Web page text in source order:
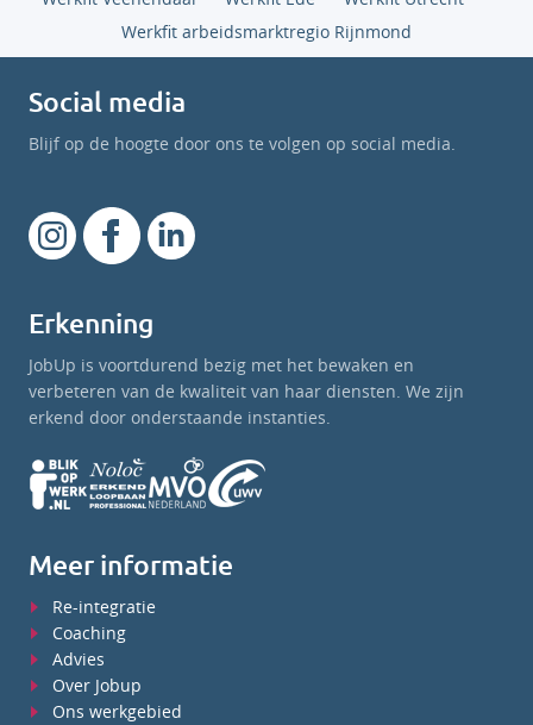
Werkfit arbeidsmarktregio Rijnmond
Social media
Blijf op de hoogte door ons te volgen op social media.
Erkenning
JobUp is voortdurend bezig met het bewaken en
verbeteren van de kwaliteit van haar diensten. We zijn
erkend door onderstaande instanties.
Meer informatie
Re-integratie
Coaching
Advies
Over Jobup
Ons werkgebied